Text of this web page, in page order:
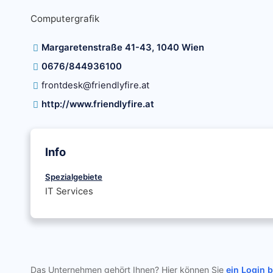
Computergrafik
Margaretenstraße 41-43, 1040 Wien
0676/844936100
frontdesk@friendlyfire.at
http://www.friendlyfire.at
Info
Spezialgebiete
IT Services
Das Unternehmen gehört Ihnen? Hier können Sie ein Login